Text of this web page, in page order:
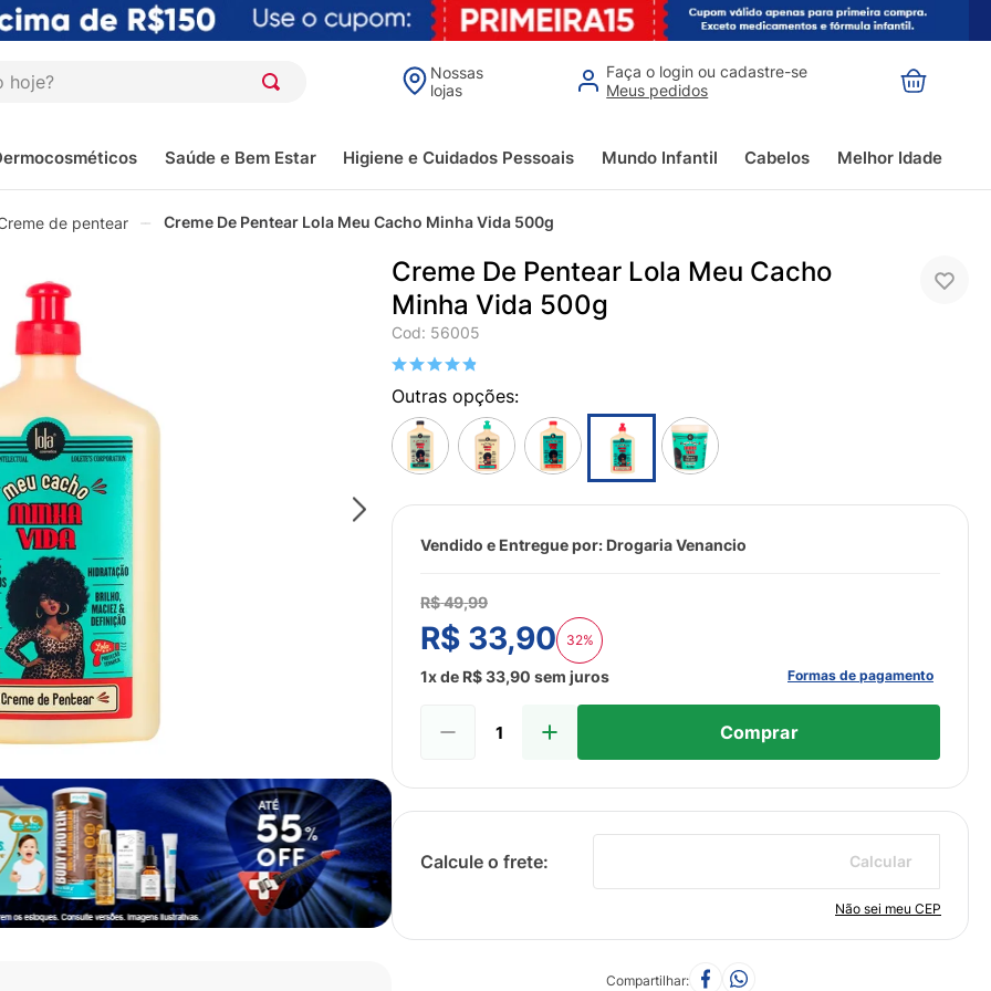
Nossas
lojas
Faça o login ou cadastre-se
Meus pedidos
Saúde e Bem Estar Higiene e Cuidados Pessoais Mundo Infantil Cabelos Melhor Idade
de pentear Creme De Pentear Lola Meu Cacho Minha Vida 500g
Creme De Pentear Lola Meu Cacho
Minha Vida 500g
Cod: 56005
Vendido e Entregue por: Drogaria Venancio
R$49,99
R$ 33,90 32%
1x de R$ 33,90 sem juros Formas de pagamento
Comprar
Não sei meu CEP
Calcular
Compartilhar